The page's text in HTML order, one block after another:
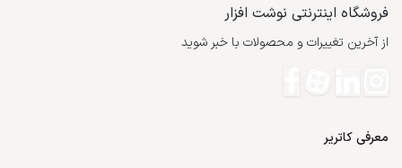
فروشگاه اینترنتی نوشت افزار
از آخرین تغییرات و محصولات با خبر شوید
معرفی کاتریر